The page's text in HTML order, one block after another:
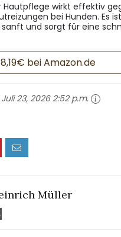
Hautpflege wirkt effektiv
bei Hunden. Es
sanft und sorgt für eine
8,19€ bei Amazon.de
Juli 23, 2026 2:52 p.m.
Müller